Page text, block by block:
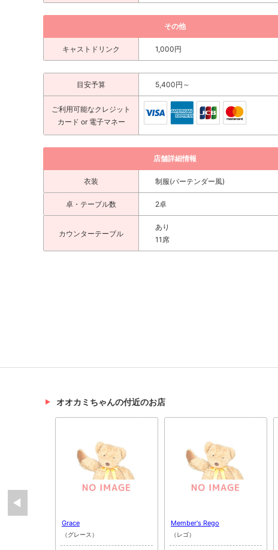
その他
キャストドリンク 1,000円
目安予算 5,400円～
ご利用可能なクレジット
カード or 電子マネー
店舗詳細情報
衣装 制服(バーテンダー風)
卓・テーブル数 2卓
カウンターテーブル
あり
11席
オオカミちゃんの付近のお店
Grace
（グレース）
Member's Rego
（レゴ）